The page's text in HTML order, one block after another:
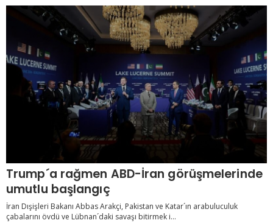
Trump´a rağmen ABD-İran görüşmelerinde
umutlu başlangıç
İran Dışişleri Bakanı Abbas Arakçi, Pakistan ve Katar´ın arabuluculuk
çabalarını övdü ve Lübnan´daki savaşı bitirmek i...